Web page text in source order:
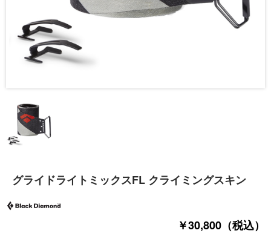
グライドライトミックスFL クライミングスキン
￥30,800（税込）